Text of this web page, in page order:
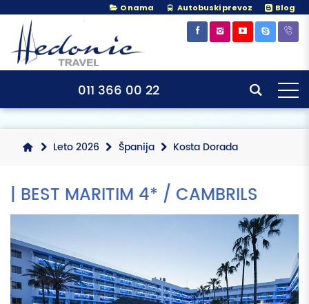
O nama Autobuski prevoz Blog
011 366 00 22
Leto 2026 Španija Kosta Dorada
| BEST MARITIM 4* / CAMBRILS
×
×